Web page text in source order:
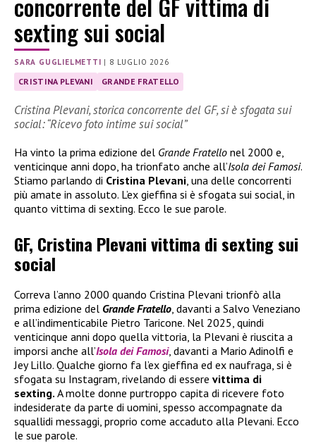
sexting sui social
SARA GUGLIELMETTI | 8 LUGLIO 2026
CRISTINA PLEVANI GRANDE FRATELLO
Cristina Plevani, storica concorrente del GF, si è sfogata sui
social: “Ricevo foto intime sui social”
Ha vinto la prima edizione del Grande Fratello nel 2000 e,
venticinque anni dopo, ha trionfato anche all’Isola dei Famosi.
Stiamo parlando di Cristina Plevani , una delle concorrenti
più amate in assoluto. L’ex gieffina si è sfogata sui social, in
quanto vittima di sexting. Ecco le sue parole.
GF, Cristina Plevani vittima di sexting sui
social
Correva l’anno 2000 quando Cristina Plevani trionfò alla
prima edizione del Grande Fratello , davanti a Salvo Veneziano
e all’indimenticabile Pietro Taricone. Nel 2025, quindi
venticinque anni dopo quella vittoria, la Plevani è riuscita a
imporsi anche all’Isola dei Famosi, davanti a Mario Adinolfi e
Jey Lillo. Qualche giorno fa l’ex gieffina ed ex naufraga, si è
sfogata su Instagram, rivelando di essere vittima di
sexting. A molte donne purtroppo capita di ricevere foto
indesiderate da parte di uomini, spesso accompagnate da
squallidi messaggi, proprio come accaduto alla Plevani. Ecco
le sue parole.